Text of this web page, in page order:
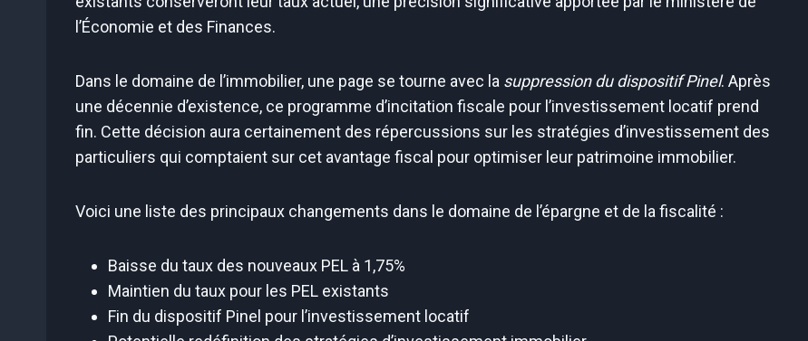
l’Économie et des Finances.
Dans le domaine de l’immobilier, une page se tourne avec la suppression du dispositif Pinel. Après
une décennie d’existence, ce programme d’incitation fiscale pour l’investissement locatif prend
fin. Cette décision aura certainement des répercussions sur les stratégies d’investissement des
particuliers qui comptaient sur cet avantage fiscal pour optimiser leur patrimoine immobilier.
Voici une liste des principaux changements dans le domaine de l’épargne et de la fiscalité :
Baisse du taux des nouveaux PEL à 1,75%
Maintien du taux pour les PEL existants
Fin du dispositif Pinel pour l’investissement locatif